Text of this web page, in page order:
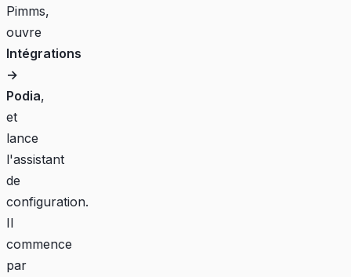
Pimms,
ouvre
Intégrations
→
Podia,
et
lance
l'assistant
de
configuration.
Il
commence
par